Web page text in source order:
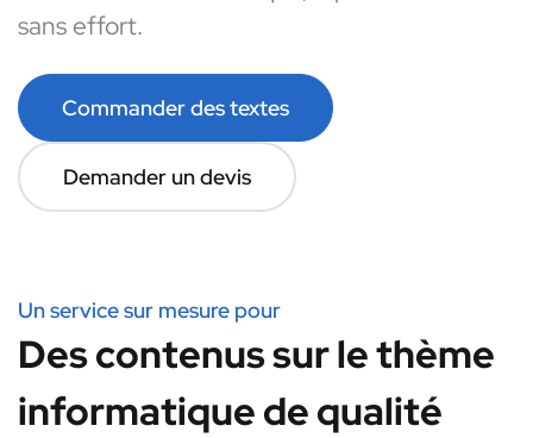
sans effort.
Commander des textes
Demander un devis
Un service sur mesure pour
Des contenus sur le thème
informatique de qualité